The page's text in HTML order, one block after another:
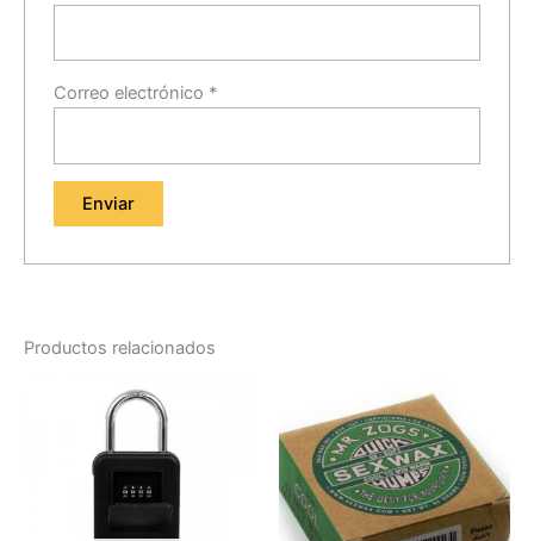
Correo electrónico *
Productos relacionados